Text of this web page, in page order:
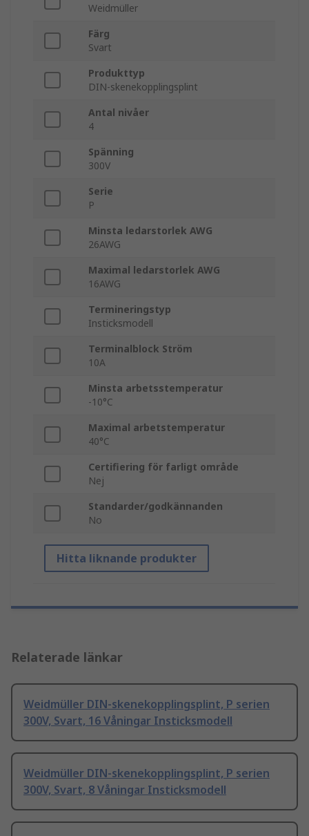
Weidmüller
Färg
Svart
Produkttyp
DIN-skenekopplingsplint
Antal nivåer
4
Spänning
300V
Serie
P
Minsta ledarstorlek AWG
26AWG
Maximal ledarstorlek AWG
16AWG
Termineringstyp
Insticksmodell
Terminalblock Ström
10A
Minsta arbetsstemperatur
-10°C
Maximal arbetstemperatur
40°C
Certifiering för farligt område
Nej
Standarder/godkännanden
No
Hitta liknande produkter
Relaterade länkar
Weidmüller DIN-skenekopplingsplint, P serien
300V, Svart, 16 Våningar Insticksmodell
Weidmüller DIN-skenekopplingsplint, P serien
300V, Svart, 8 Våningar Insticksmodell